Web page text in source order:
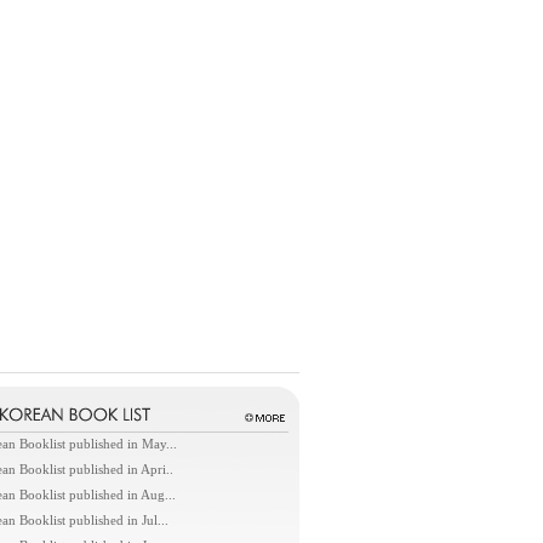
Booklist published in May...
Booklist published in Apri..
Booklist published in Aug...
Booklist published in Jul...